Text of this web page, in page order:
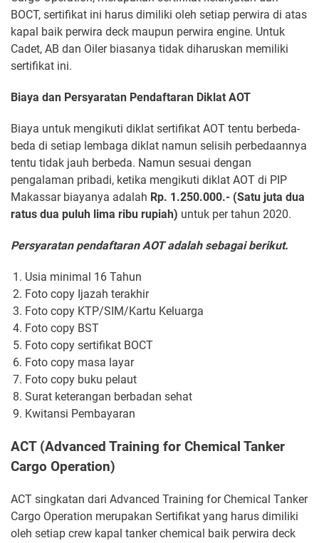
BOCT, sertifikat ini harus dimiliki oleh setiap perwira di atas
kapal baik perwira deck maupun perwira engine. Untuk
Cadet, AB dan Oiler biasanya tidak diharuskan memiliki
sertifikat ini.
Biaya dan Persyaratan Pendaftaran Diklat AOT
Biaya untuk mengikuti diklat sertifikat AOT tentu berbeda-
beda di setiap lembaga diklat namun selisih perbedaannya
tentu tidak jauh berbeda. Namun sesuai dengan
pengalaman pribadi, ketika mengikuti diklat AOT di PIP
Makassar biayanya adalah Rp. 1.250.000.- (Satu juta dua
ratus dua puluh lima ribu rupiah) untuk per tahun 2020.
Persyaratan pendaftaran AOT adalah sebagai berikut.
Usia minimal 16 Tahun
Foto copy Ijazah terakhir
Foto copy KTP/SIM/Kartu Keluarga
Foto copy BST
Foto copy sertifikat BOCT
Foto copy masa layar
Foto copy buku pelaut
Surat keterangan berbadan sehat
Kwitansi Pembayaran
ACT (Advanced Training for Chemical Tanker
Cargo Operation)
ACT singkatan dari Advanced Training for Chemical Tanker
Cargo Operation merupakan Sertifikat yang harus dimiliki
oleh setiap crew kapal tanker chemical baik perwira deck